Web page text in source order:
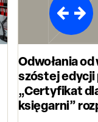
Odwołania
szóstej
„Certyfikat
księgarni”